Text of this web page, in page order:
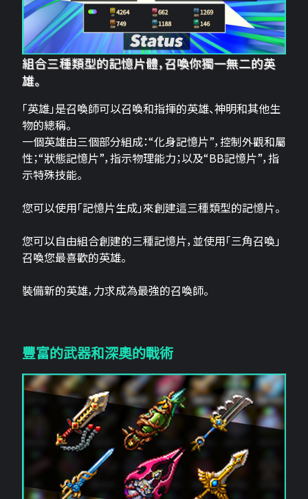
組合三種類型的記憶片體，召喚你獨一無二的英
雄。
「英雄」是召喚師可以召喚和指揮的英雄、神明和其他生
物的總稱。
一個英雄由三個部分組成：“化身記憶片”，控制外觀和屬
性；“狀態記憶片”，指示物理能力；以及“BB記憶片”，指
示特殊技能。
您可以使用「記憶片生成」來創建這三​​種類型的記憶片。
您可以自由組合創建的三種記憶片，並使用「三角召喚」
召喚您最喜歡的英雄。
裝備新的英雄，力求成為最強的召喚師。
豐富的武器和深奧的戰術